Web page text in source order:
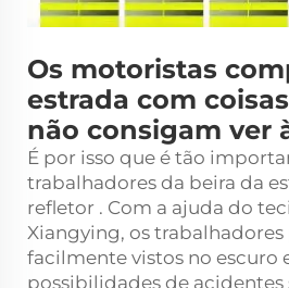
Os motoristas
estrada com
não consigam ver
É por isso que é tão
trabalhadores da beira da
refletor . Com a ajuda do
Xiangying, os
facilmente vistos no escuro
possibilidades de acidentes